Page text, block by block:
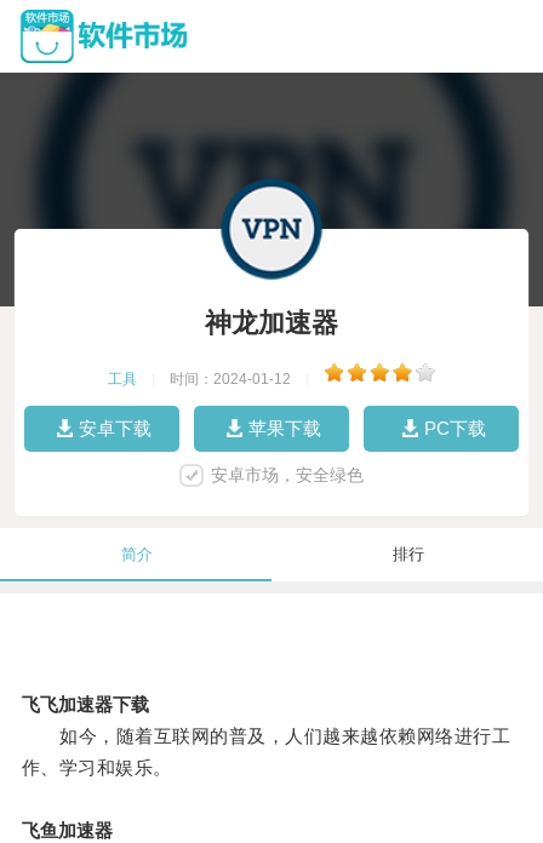
神龙加速器
工具 时间：2024-01-12
安卓下载 苹果下载 PC下载
安卓市场，安全绿色
简介 排行
飞飞加速器下载
如今，随着互联网的普及，人们越来越依赖网络进行工
作、学习和娱乐。
飞鱼加速器